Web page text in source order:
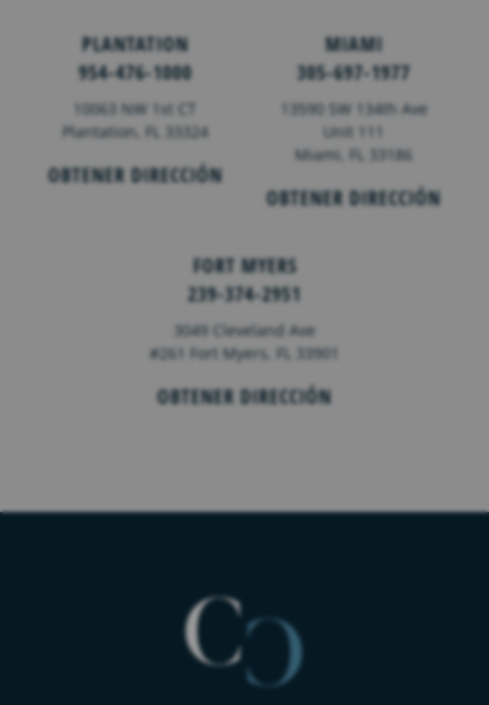
PLANTATION
954-476-1000
10063 NW 1st CT
Plantation, FL 33324
OBTENER DIRECCIÓN
MIAMI
305-697-1977
13590 SW 134th Ave
Unit 111
Miami, FL 33186
OBTENER DIRECCIÓN
FORT MYERS
239-374-2951
3049 Cleveland Ave
#261 Fort Myers, FL 33901
OBTENER DIRECCIÓN